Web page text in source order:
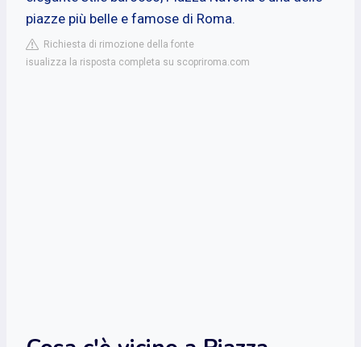
piazze più belle e famose di Roma.
Richiesta di rimozione della fonte
isualizza la risposta completa su scopriroma.com